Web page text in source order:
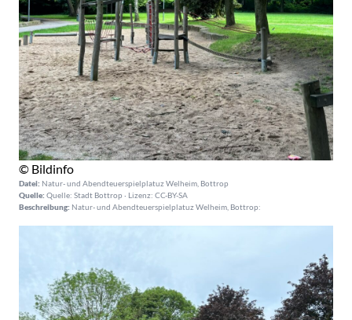
© Bildinfo
Datei: Natur- und Abendteuerspielplatuz Welheim, Bottrop
Quelle: Quelle: Stadt Bottrop · Lizenz: CC-BY-SA
Beschreibung: Natur- und Abendteuerspielplatuz Welheim, Bottrop: